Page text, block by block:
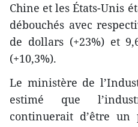
Chine et les États-Unis
débouchés avec
de dollars (+23%) et
(+10,3%).
Le ministère de
estimé que
continuerait d’être